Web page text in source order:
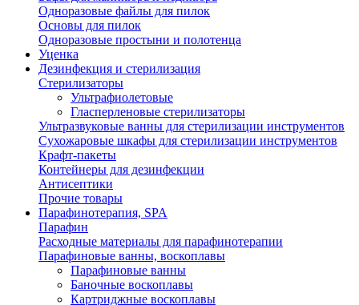
Одноразовые файлы для пилок
Основы для пилок
Одноразовые простыни и полотенца
Уценка
Дезинфекция и стерилизация
Стерилизаторы
Ультрафиолетовые
Гласперленовые стерилизаторы
Ультразвуковые ванны для стерилизации инструментов
Сухожаровые шкафы для стерилизации инструментов
Крафт-пакеты
Контейнеры для дезинфекции
Антисептики
Прочие товары
Парафинотерапия, SPA
Парафин
Расходные материалы для парафинотерапии
Парафиновые ванны, воскоплавы
Парафиновые ванны
Баночные воскоплавы
Картриджные воскоплавы